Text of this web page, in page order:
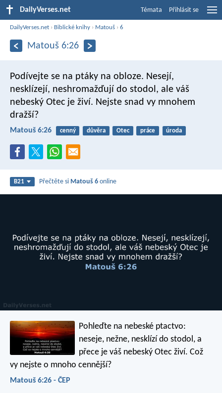
DailyVerses.net Témata Přihlásit se
DailyVerses.net › Biblické knihy › Matouš ›6
Matouš 6:26
Podívejte se na ptáky na obloze. Nesejí,
nesklízejí, neshromažďují do stodol, ale váš
nebeský Otec je živí. Nejste snad vy mnohem
dražší?
Matouš 6:26 cenný důvěra Otec práce úroda
B21 Přečtěte si Matouš 6 online
Pohleďte na nebeské ptactvo:
neseje, nežne, nesklízí do stodol, a
přece je váš nebeský Otec živí. Což
vy nejste o mnoho cennější?
Matouš 6:26 - ČEP